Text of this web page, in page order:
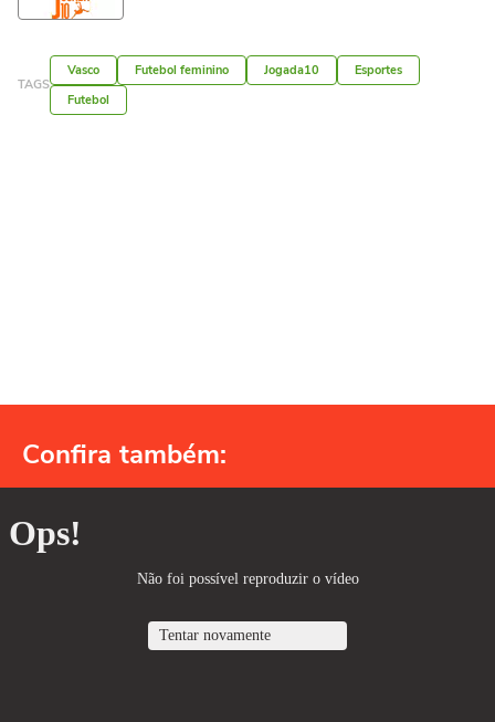
TAGS
Vasco Futebol feminino Jogada10
Esportes
Futebol
Confira também: